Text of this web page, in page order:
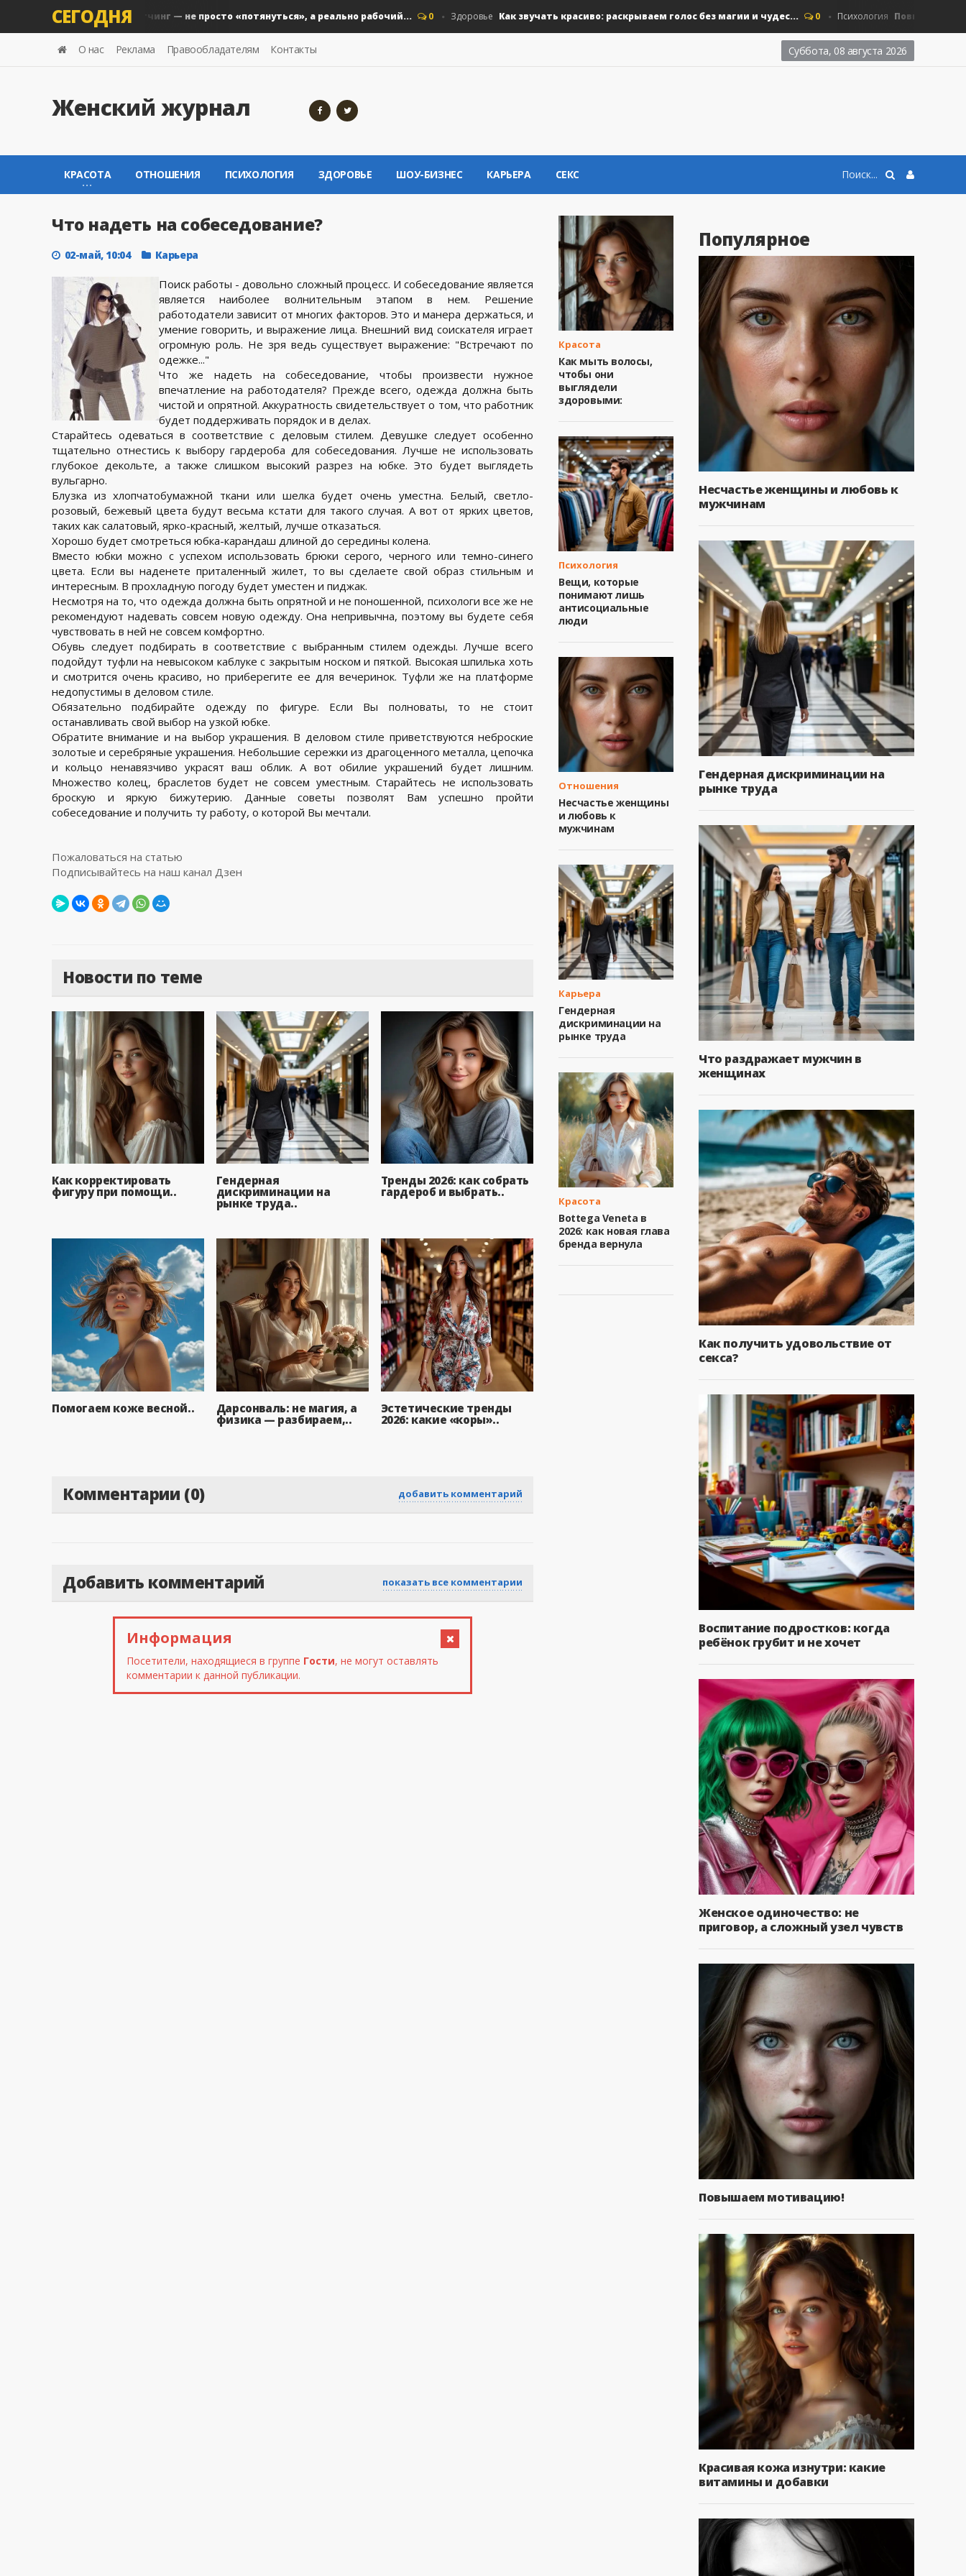
СЕГОДНЯ
Почему стретчинг — не просто «потянуться», а реально рабочий... 0 Здоровье Как звучать красиво: раскрываем голос без магии и чудес... 0 Психология Повышаем
Суббота, 08 августа 2026
О нас Реклама Правообладателям Контакты
Женский журнал
КРАСОТА ОТНОШЕНИЯ ПСИХОЛОГИЯ ЗДОРОВЬЕ ШОУ-БИЗНЕС КАРЬЕРА СЕКС
Что надеть на собеседование?
02-май, 10:04 Карьера
Поиск работы - довольно сложный процесс. И собеседование является
является наиболее волнительным этапом в нем. Решение
работодатели зависит от многих факторов. Это и манера держаться, и
умение говорить, и выражение лица. Внешний вид соискателя играет
огромную роль. Не зря ведь существует выражение: "Встречают по
одежке..."
Что же надеть на собеседование, чтобы произвести нужное
впечатление на работодателя? Прежде всего, одежда должна быть
чистой и опрятной. Аккуратность свидетельствует о том, что работник
будет поддерживать порядок и в делах.
Старайтесь одеваться в соответствие с деловым стилем. Девушке следует особенно
тщательно отнестись к выбору гардероба для собеседования. Лучше не использовать
глубокое декольте, а также слишком высокий разрез на юбке. Это будет выглядеть
вульгарно.
Блузка из хлопчатобумажной ткани или шелка будет очень уместна. Белый, светло-
розовый, бежевый цвета будут весьма кстати для такого случая. А вот от ярких цветов,
таких как салатовый, ярко-красный, желтый, лучше отказаться.
Хорошо будет смотреться юбка-карандаш длиной до середины колена.
Вместо юбки можно с успехом использовать брюки серого, черного или темно-синего
цвета. Если вы наденете приталенный жилет, то вы сделаете свой образ стильным и
интересным. В прохладную погоду будет уместен и пиджак.
Несмотря на то, что одежда должна быть опрятной и не поношенной, психологи все же не
рекомендуют надевать совсем новую одежду. Она непривычна, поэтому вы будете себя
чувствовать в ней не совсем комфортно.
Обувь следует подбирать в соответствие с выбранным стилем одежды. Лучше всего
подойдут туфли на невысоком каблуке с закрытым носком и пяткой. Высокая шпилька хоть
и смотрится очень красиво, но приберегите ее для вечеринок. Туфли же на платформе
недопустимы в деловом стиле.
Обязательно подбирайте одежду по фигуре. Если Вы полноваты, то не стоит
останавливать свой выбор на узкой юбке.
Обратите внимание и на выбор украшения. В деловом стиле приветствуются неброские
золотые и серебряные украшения. Небольшие сережки из драгоценного металла, цепочка
и кольцо ненавязчиво украсят ваш облик. А вот обилие украшений будет лишним.
Множество колец, браслетов будет не совсем уместным. Старайтесь не использовать
броскую и яркую бижутерию. Данные советы позволят Вам успешно пройти
собеседование и получить ту работу, о которой Вы мечтали.
Пожаловаться на статью
Подписывайтесь на наш канал Дзен
Новости по теме
Как корректировать
фигуру при помощи..
Гендерная
дискриминации на
рынке труда..
Тренды 2026: как собрать
гардероб и выбрать..
Помогаем коже весной..
Дарсонваль: не магия, а
физика — разбираем,..
Эстетические тренды
2026: какие «коры»..
Комментарии (0) добавить комментарий
Добавить комментарий показать все комментарии
Информация
Посетители, находящиеся в группе Гости, не могут оставлять
комментарии к данной публикации.
Красота
Как мыть волосы,
чтобы они
выглядели
здоровыми:
Психология
Вещи, которые
понимают лишь
антисоциальные
люди
Отношения
Несчастье женщины
и любовь к
мужчинам
Карьера
Гендерная
дискриминации на
рынке труда
Красота
Bottega Veneta в
2026: как новая глава
бренда вернула
Популярное
Несчастье женщины и любовь к
мужчинам
Гендерная дискриминации на
рынке труда
Что раздражает мужчин в
женщинах
Как получить удовольствие от
секса?
Воспитание подростков: когда
ребёнок грубит и не хочет
Женское одиночество: не
приговор, а сложный узел чувств
Повышаем мотивацию!
Красивая кожа изнутри: какие
витамины и добавки